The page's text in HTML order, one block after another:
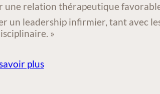
une relation thérapeutique
un leadership infirmier, tant avec
»
plus